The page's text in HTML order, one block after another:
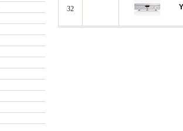
32